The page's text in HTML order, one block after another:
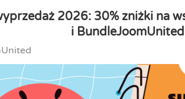
2026: 30% zniżki na
i BundleJoomUnited